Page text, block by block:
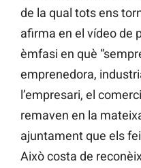
de la qual tots ens
afirma en el vídeo de
èmfasi en què
emprenedora,
l’empresari, el
remaven en la
ajuntament que els
Això costa de